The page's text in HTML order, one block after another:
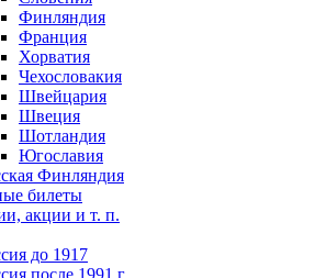
Финляндия
Франция
Хорватия
Чехословакия
Швейцария
Швеция
Шотландия
Югославия
Финляндия
билеты
акции и т. п.
до 1917
после 1991 г